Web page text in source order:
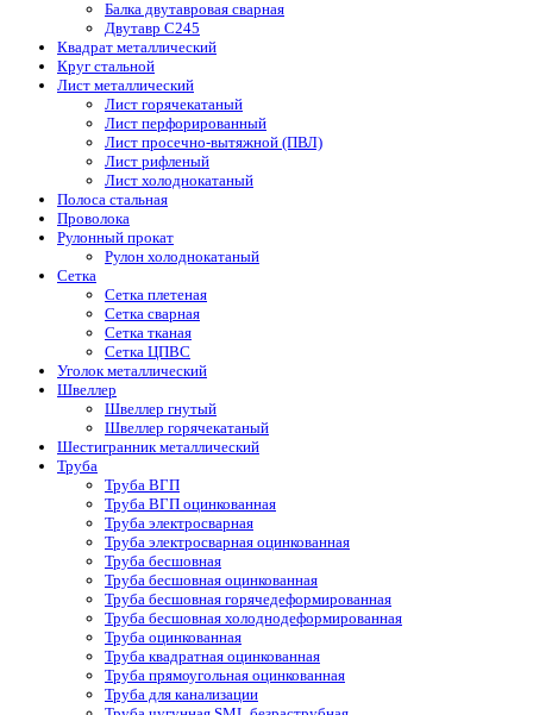
Балка двутавровая сварная
Двутавр С245
Квадрат металлический
Круг стальной
Лист металлический
Лист горячекатаный
Лист перфорированный
Лист просечно-вытяжной (ПВЛ)
Лист рифленый
Лист холоднокатаный
Полоса стальная
Проволока
Рулонный прокат
Рулон холоднокатаный
Сетка
Сетка плетеная
Сетка сварная
Сетка тканая
Сетка ЦПВС
Уголок металлический
Швеллер
Швеллер гнутый
Швеллер горячекатаный
Шестигранник металлический
Труба
Труба ВГП
Труба ВГП оцинкованная
Труба электросварная
Труба электросварная оцинкованная
Труба бесшовная
Труба бесшовная оцинкованная
Труба бесшовная горячедеформированная
Труба бесшовная холоднодеформированная
Труба оцинкованная
Труба квадратная оцинкованная
Труба прямоугольная оцинкованная
Труба для канализации